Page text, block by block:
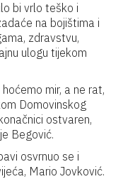
bi vrlo teško i
na bojištima i
zdravstvu,
ulogu tijekom
mir, a ne rat,
Domovinskog
ostvaren,
Begović.
osvrnuo se i
Mario Jovković.